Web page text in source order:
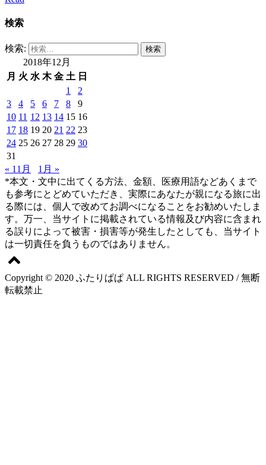
検索
検索:
2018年12月
月 火 水 木 金 土 日
1
2
3
4 5 6 7 8
9
10 11 12 13 14 15 16
17 18 19 20 21 22 23
24 25 26 27 28 29 30
31
« 11月
1月 »
*本文・文中に出てくる方法、金額、医療用語などあくまで
も参考にとどめていただき、実際にあなたが親になる旅に出
る際には、個人で改めてお調べになることをお勧めいたしま
す。万一、当サイトに掲載されている情報及び内容に含まれ
る誤りによって被害・損害等が発生したとしても、当サイト
は一切責任を負うものではありません。
Copyright © 2020 ふたりぱぱ ALL RIGHTS RESERVED / 無断
転載禁止